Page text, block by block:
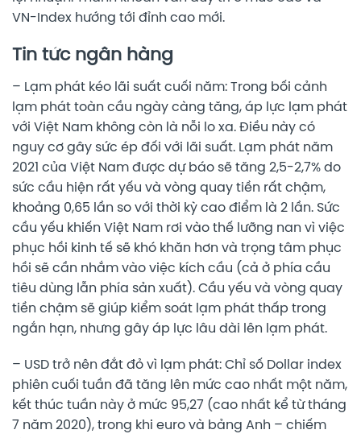
VN-Index hướng tới đỉnh cao mới.
Tin tức ngân hàng
– Lạm phát kéo lãi suất cuối năm: Trong bối cảnh
lạm phát toàn cầu ngày càng tăng, áp lực lạm phát
với Việt Nam không còn là nỗi lo xa. Điều này có
nguy cơ gây sức ép đối với lãi suất. Lạm phát năm
2021 của Việt Nam được dự báo sẽ tăng 2,5-2,7% do
sức cầu hiện rất yếu và vòng quay tiền rất chậm,
khoảng 0,65 lần so với thời kỳ cao điểm là 2 lần. Sức
cầu yếu khiến Việt Nam rơi vào thế lưỡng nan vì việc
phục hồi kinh tế sẽ khó khăn hơn và trọng tâm phục
hồi sẽ cần nhắm vào việc kích cầu (cả ở phía cầu
tiêu dùng lẫn phía sản xuất). Cầu yếu và vòng quay
tiền chậm sẽ giúp kiểm soát lạm phát thấp trong
ngắn hạn, nhưng gây áp lực lâu dài lên lạm phát.
– USD trở nên đắt đỏ vì lạm phát: Chỉ số Dollar index
phiên cuối tuần đã tăng lên mức cao nhất một năm,
kết thúc tuần này ở mức 95,27 (cao nhất kể từ tháng
7 năm 2020), trong khi euro và bảng Anh – chiếm